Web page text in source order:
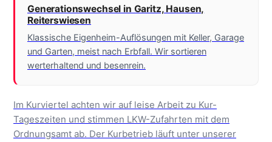
Generationswechsel in Garitz, Hausen,
Reiterswiesen
Klassische Eigenheim-Auflösungen mit Keller, Garage
und Garten, meist nach Erbfall. Wir sortieren
werterhaltend und besenrein.
Im Kurviertel achten wir auf leise Arbeit zu Kur-
Tageszeiten und stimmen LKW-Zufahrten mit dem
Ordnungsamt ab. Der Kurbetrieb läuft unter unserer